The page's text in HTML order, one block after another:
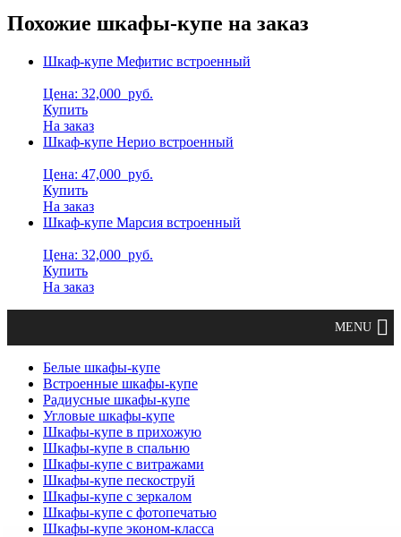
Похожие шкафы-купе на заказ
Шкаф-купе Мефитис встроенный
Цена: 32,000 руб.
Купить
На заказ
Шкаф-купе Нерио встроенный
Цена: 47,000 руб.
Купить
На заказ
Шкаф-купе Марсия встроенный
Цена: 32,000 руб.
Купить
На заказ
Белые шкафы-купе
Встроенные шкафы-купе
Радиусные шкафы-купе
Угловые шкафы-купе
Шкафы-купе в прихожую
Шкафы-купе в спальню
Шкафы-купе с витражами
Шкафы-купе пескоструй
Шкафы-купе с зеркалом
Шкафы-купе с фотопечатью
Шкафы-купе эконом-класса